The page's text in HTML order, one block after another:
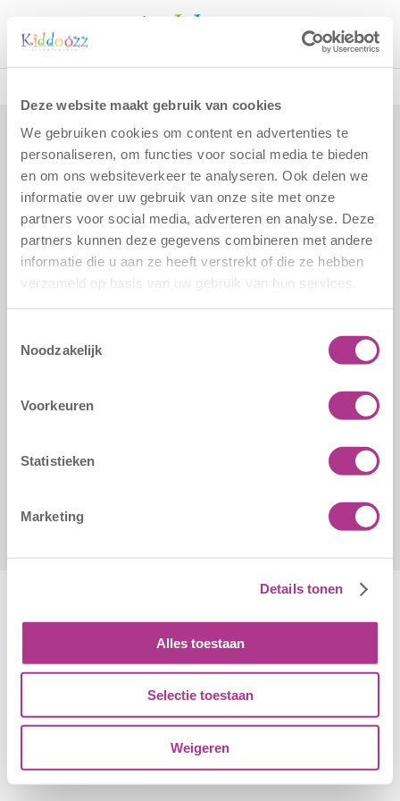
Deze website maakt gebruik van cookies
We gebruiken cookies om content en advertenties te
personaliseren, om functies voor social media te bieden
en om ons websiteverkeer te analyseren. Ook delen we
informatie over uw gebruik van onze site met onze
partners voor social media, adverteren en analyse. Deze
partners kunnen deze gegevens combineren met andere
informatie die u aan ze heeft verstrekt of die ze hebben
verzameld op basis van uw gebruik van hun services.
Noodzakelijk
Voorkeuren
Statistieken
Marketing
Details tonen
Alles toestaan
Selectie toestaan
Weigeren
Call
Professional
Pedagogisch Professional KDV
Posted16 oktober 2025by bykiddoozz
Pedagogisch Professional BSO
Posted15 oktober 2025byby kiddoozz
Formulieren
Verkorte
Contact
Sliedrechtstraat 62-66
© Copyright - Kiddoozz